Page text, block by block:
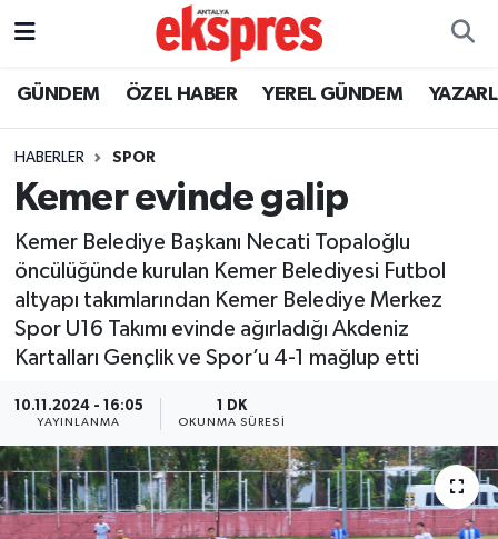
GÜNDEM ÖZEL HABER YEREL GÜNDEM
HABERLER SPOR
Kemer evinde galip
Kemer Belediye Başkanı Necati Topaloğlu
öncülüğünde kurulan Kemer Belediyesi Futbol
altyapı takımlarından Kemer Belediye Merkez
Spor U16 Takımı evinde ağırladığı Akdeniz
Kartalları Gençlik ve Spor’u 4-1 mağlup etti
10.11.2024 - 16:05
YAYINLANMA
1 DK
OKUNMA SÜRESI
ÖZEL HABER
YEREL GÜNDEM
EKONOMİ
KÜLTÜR - SANAT
SPOR
SİYASET
SAĞLIK
Nöbetçi Eczaneler
Trafik Durumu
Süper Lig Puan Durumu ve Fikstür
Tüm Manşetler
Son Dakika Haberleri
Haber Arşivi